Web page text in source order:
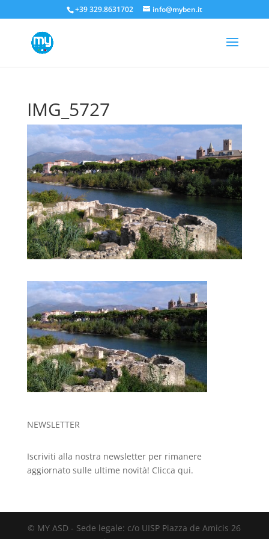
+39 329.8631702 info@myben.it
IMG_5727
NEWSLETTER
Iscriviti alla nostra newsletter per rimanere
aggiornato sulle ultime novità! Clicca qui.
© MY ASD - Sede legale: c/o UISP Piazza de Amicis 26